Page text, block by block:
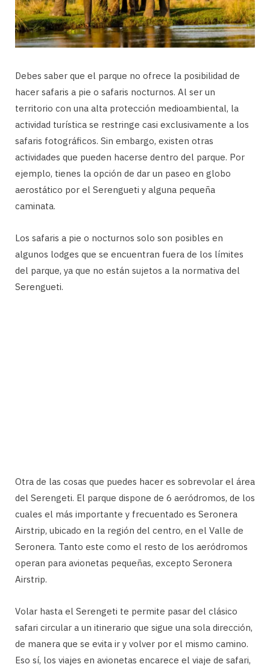
Debes saber que el parque no ofrece la posibilidad de
hacer safaris a pie o safaris nocturnos. Al ser un
territorio con una alta protección medioambiental, la
actividad turística se restringe casi exclusivamente a los
safaris fotográficos. Sin embargo, existen otras
actividades que pueden hacerse dentro del parque. Por
ejemplo, tienes la opción de dar un paseo en globo
aerostático por el Serengueti y alguna pequeña
caminata.
Los safaris a pie o nocturnos solo son posibles en
algunos lodges que se encuentran fuera de los límites
del parque, ya que no están sujetos a la normativa del
Serengueti.
Otra de las cosas que puedes hacer es sobrevolar el área
del Serengeti. El parque dispone de 6 aeródromos, de los
cuales el más importante y frecuentado es Seronera
Airstrip, ubicado en la región del centro, en el Valle de
Seronera. Tanto este como el resto de los aeródromos
operan para avionetas pequeñas, excepto Seronera
Airstrip.
Volar hasta el Serengeti te permite pasar del clásico
safari circular a un itinerario que sigue una sola dirección,
de manera que se evita ir y volver por el mismo camino.
Eso sí, los viajes en avionetas encarece el viaje de safari,